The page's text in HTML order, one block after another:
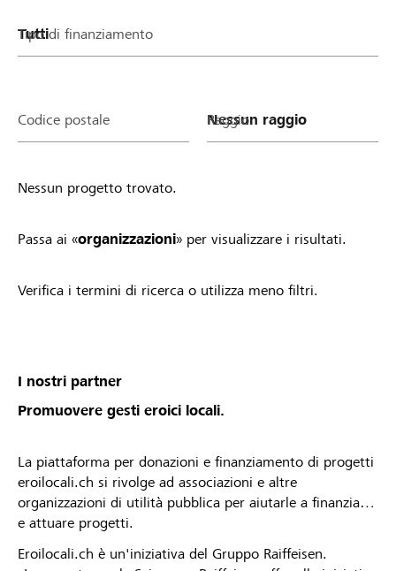
Tipo di finanziamento
Codice postale Raggio
Nessun progetto trovato.
Passa ai «organizzazioni» per visualizzare i risultati.
Verifica i termini di ricerca o utilizza meno filtri.
I nostri partner
Promuovere gesti eroici locali.
La piattaforma per donazioni e finanziamento di progetti
eroilocali.ch si rivolge ad associazioni e altre
organizzazioni di utilità pubblica per aiutarle a finanziare
e attuare progetti.
Eroilocali.ch è un'iniziativa del Gruppo Raiffeisen.